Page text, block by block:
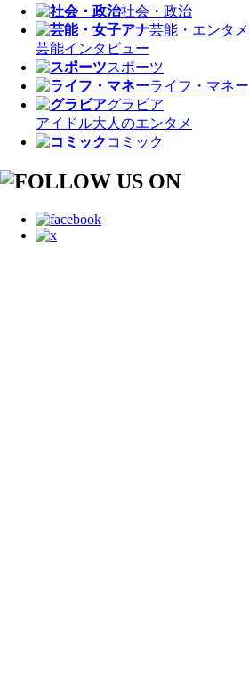
社会・政治
芸能・エンタメ
芸能インタビュー
スポーツ
ライフ・マネー
グラビア
アイドル大人のエンタメ
コミック